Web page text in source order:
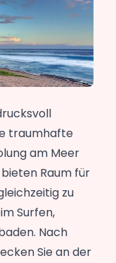
traumhafte
am Meer
Raum für
zu
Surfen,
Nach
Sie an der